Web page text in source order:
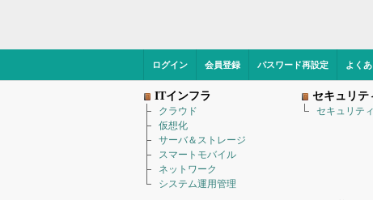
ログイン 会員登録 パスワード再設定 よく
ITインフラ
クラウド
仮想化
サーバ＆ストレージ
スマートモバイル
ネットワーク
システム運用管理
セキュリテ
セキュリティ